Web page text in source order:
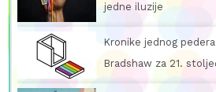
jedne iluzije
Kronike jednog
Bradshaw za 21.